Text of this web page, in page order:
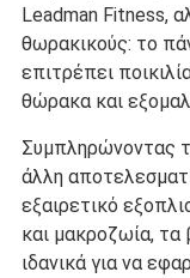
Leadman Fitness,
θωρακικούς: το
επιτρέπει
θώρακα και
Συμπληρώνοντας
άλλη
εξαιρετικό
και μακροζωία, τα
ιδανικά για να